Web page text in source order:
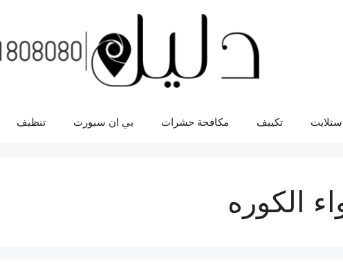
تكييف مكافحة حشرات بي ان سبورت تنظيف
الكوره